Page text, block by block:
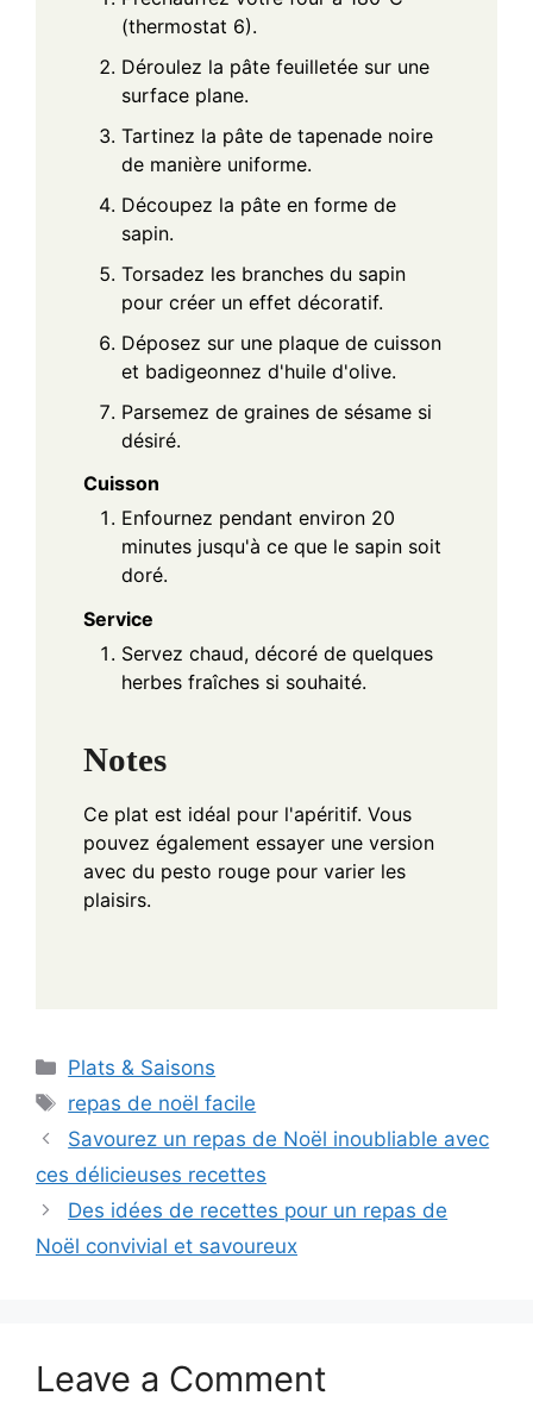
(thermostat 6).
Déroulez la pâte feuilletée sur une
surface plane.
Tartinez la pâte de tapenade noire
de manière uniforme.
Découpez la pâte en forme de
sapin.
Torsadez les branches du sapin
pour créer un effet décoratif.
Déposez sur une plaque de cuisson
et badigeonnez d'huile d'olive.
Parsemez de graines de sésame si
désiré.
Cuisson
Enfournez pendant environ 20
minutes jusqu'à ce que le sapin soit
doré.
Service
Servez chaud, décoré de quelques
herbes fraîches si souhaité.
Notes
Ce plat est idéal pour l'apéritif. Vous
pouvez également essayer une version
avec du pesto rouge pour varier les
plaisirs.
Categories
Plats & Saisons
Tags
repas de noël facile
Savourez un repas de Noël inoubliable avec
ces délicieuses recettes
Des idées de recettes pour un repas de
Noël convivial et savoureux
Leave a Comment